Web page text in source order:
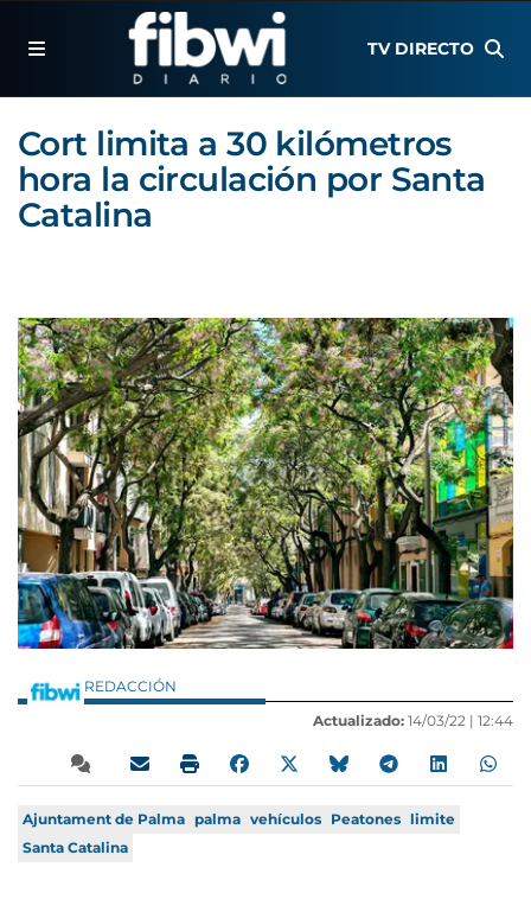
TV DIRECTO
Cort limita a 30 kilómetros
hora la circulación por Santa
Catalina
REDACCIÓN
Actualizado: 14/03/22 | 12:44
Ajuntament de Palma palma vehículos Peatones limite
Santa Catalina